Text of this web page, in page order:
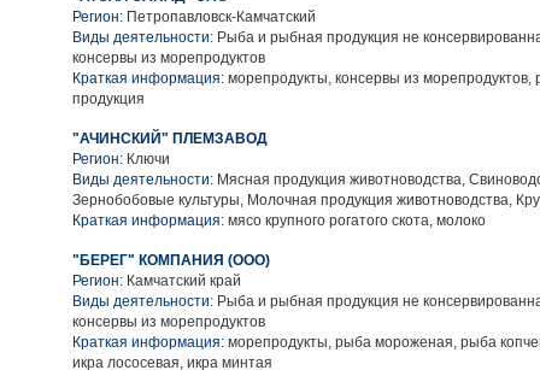
Регион: Петропавловск-Камчатский
Виды деятельности: Рыба и рыбная продукция не
консервы из морепродуктов
Краткая информация: морепродукты, консервы из
продукция
"АЧИНСКИЙ" ПЛЕМЗАВОД
Регион: Ключи
Виды деятельности: Мясная продукция животноводства,
Зернобобовые культуры, Молочная продукция животноводства,
Краткая информация: мясо крупного рогатого скота, молоко
"БЕРЕГ" КОМПАНИЯ (ООО)
Регион: Камчатский край
Виды деятельности: Рыба и рыбная продукция не
консервы из морепродуктов
Краткая информация: морепродукты, рыба мороженая, рыба
икра лососевая, икра минтая